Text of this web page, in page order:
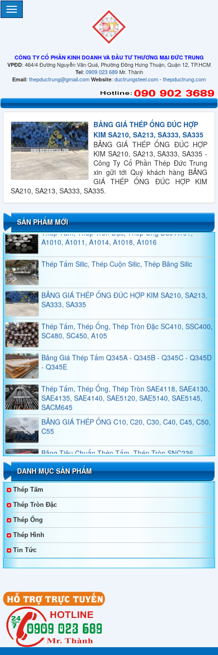
CÔNG TY CỔ PHẦN KINH DOANH VÀ ĐẦU TƯ THƯƠNG MẠI ĐỨC TRUNG
VPĐD: 464/4 Đường Nguyễn Văn Quá, Phường Đông Hưng Thuận, Quận 12, TP.HCM
Tel: 0909 023 689Mr. Thành
Email: thepductrung@gmail.com Website: ductrungsteel.com- thepductrung.com
BẢNG GIÁ THÉP ỐNG ĐÚC HỢP
KIM SA210, SA213, SA333, SA335
BẢNG GIÁ THÉP ỐNG ĐÚC HỢP
KIM SA210, SA213, SA333, SA335 -
Công Ty Cổ Phần Thép Đức Trung
xin gửi tới Quý khách hàng BẢNG
GIÁ THÉP ỐNG ĐÚC HỢP KIM
SA210, SA213, SA333, SA335.
SẢN PHẨM MỚI
QUY CÁCH THÉP HÌNH U
Thép Tấm, Thép Tròn Đặc, Thép Ống Đúc A101,
A1010, A1011, A1014, A1018, A1016
Thép Tấm Silic, Thép Cuộn Silic, Thép Băng Silic
BẢNG GIÁ THÉP ỐNG ĐÚC HỢP KIM SA210, SA213,
SA333, SA335
Thép Tấm, Thép Ống, Thép Tròn Đặc SC410, SSC400,
SC480, SC450, A105
Bảng Giá Thép Tấm Q345A - Q345B - Q345C - Q345D
- Q345E
Thép Tấm, Thép Ống, Thép Tròn SAE4118, SAE4130,
SAE4135, SAE4140, SAE5120, SAE5140, SAE5145,
SACM645
BẢNG GIÁ THÉP ỐNG C10, C20, C30, C40, C45, C50,
C55
Bảng Tiêu Chuẩn Thép Tấm, Thép Tròn SNC236,
SNC415, SNC631, SNC815, SNC836
Bảng Tiêu Chuẩn Thép Tấm, Thép Tròn SNCM220,
SNCM439, SNCM415, SNCM420, SNCM431
Thép Không Gỉ Duplex 2205, 2570
Thép Tấm, Thép Làm Khuôn, Thép Tròn Đặc SKT4,
Bảng Giá Thép Tấm, Thép Tròn Đặc, Thép Ống Đúc
YXM1, YXM4, YXM27, YXM60, YXM42
Bảng Giá Thép Tấm, Thép Tròn Đặc, Thép Ống Đúc
YXR3, YXR33, YXR7
DANH MỤC SẢN PHẨM
Thép Tấm
Thép Tròn Đặc
Thép Ống
Thép Hình
Tin Tức